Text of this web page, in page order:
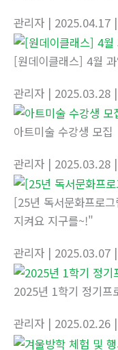
관리자 | 2025.04.17
[원데이클래스] 4월
관리자 | 2025.03.28
아트미술 수강생 모집
관리자 | 2025.03.28
[25년 독서문화프로
지켜요 지구를~!"
관리자 | 2025.03.07
2025년 1학기 정기프
관리자 | 2025.02.26